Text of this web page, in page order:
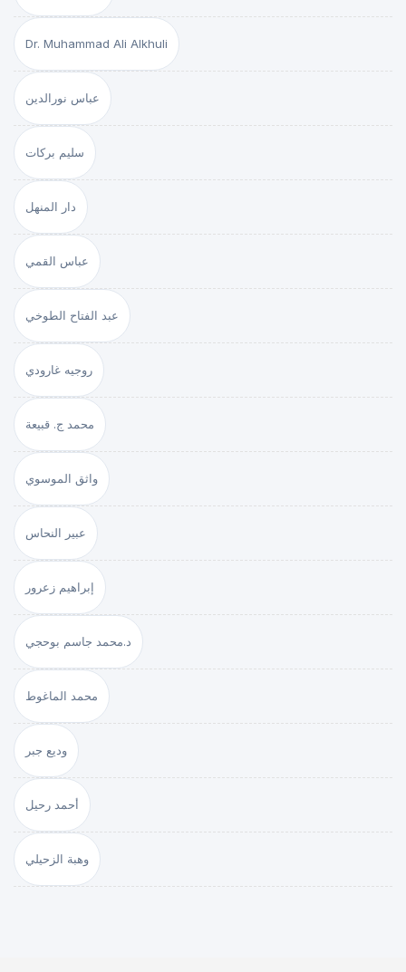
Dr. Muhammad Ali Alkhuli
عباس نورالدين
سليم بركات
دار المنهل
عباس القمي
عبد الفتاح الطوخي
روجيه غارودي
محمد ج. قبيعة
واثق الموسوي
عبير النحاس
إبراهيم زعرور
د.محمد جاسم بوحجي
محمد الماغوط
وديع جبر
أحمد رحيل
وهبة الزحيلي